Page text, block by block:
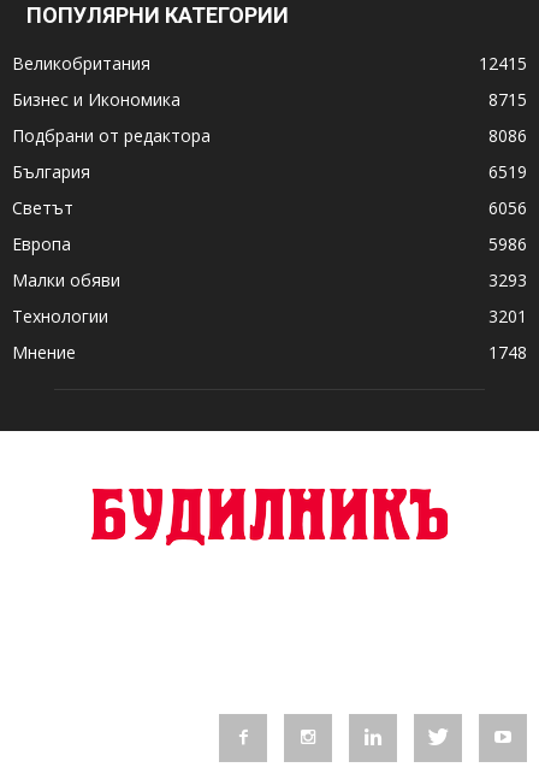
ПОПУЛЯРНИ КАТЕГОРИИ
Великобритания
12415
Бизнес и Икономика
8715
Подбрани от редактора
8086
България
6519
Светът
6056
Европа
5986
Малки обяви
3293
Технологии
3201
Мнение
1748